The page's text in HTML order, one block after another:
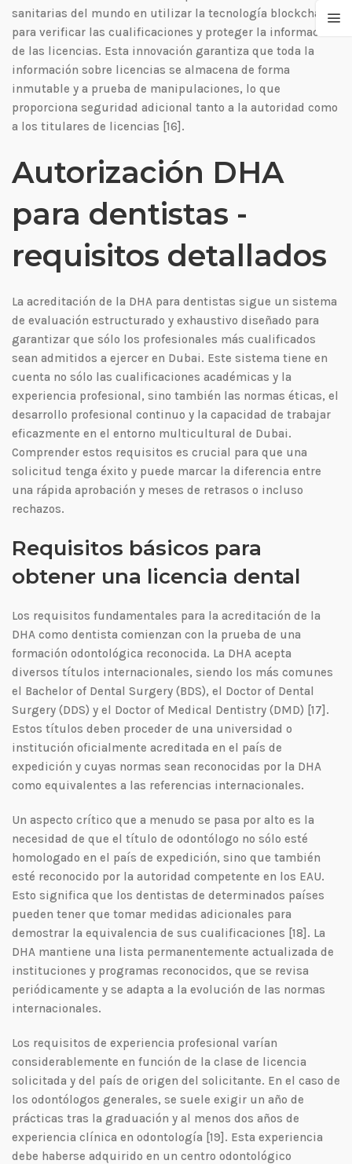
sanitarias del mundo en utilizar la tecnología blockchain
para verificar las cualificaciones y proteger la información
de las licencias. Esta innovación garantiza que toda la
información sobre licencias se almacena de forma
inmutable y a prueba de manipulaciones, lo que
proporciona seguridad adicional tanto a la autoridad como
a los titulares de licencias [16].
Autorización DHA
para dentistas -
requisitos detallados
La acreditación de la DHA para dentistas sigue un sistema
de evaluación estructurado y exhaustivo diseñado para
garantizar que sólo los profesionales más cualificados
sean admitidos a ejercer en Dubai. Este sistema tiene en
cuenta no sólo las cualificaciones académicas y la
experiencia profesional, sino también las normas éticas, el
desarrollo profesional continuo y la capacidad de trabajar
eficazmente en el entorno multicultural de Dubai.
Comprender estos requisitos es crucial para que una
solicitud tenga éxito y puede marcar la diferencia entre
una rápida aprobación y meses de retrasos o incluso
rechazos.
Requisitos básicos para
obtener una licencia dental
Los requisitos fundamentales para la acreditación de la
DHA como dentista comienzan con la prueba de una
formación odontológica reconocida. La DHA acepta
diversos títulos internacionales, siendo los más comunes
el Bachelor of Dental Surgery (BDS), el Doctor of Dental
Surgery (DDS) y el Doctor of Medical Dentistry (DMD) [17].
Estos títulos deben proceder de una universidad o
institución oficialmente acreditada en el país de
expedición y cuyas normas sean reconocidas por la DHA
como equivalentes a las referencias internacionales.
Un aspecto crítico que a menudo se pasa por alto es la
necesidad de que el título de odontólogo no sólo esté
homologado en el país de expedición, sino que también
esté reconocido por la autoridad competente en los EAU.
Esto significa que los dentistas de determinados países
pueden tener que tomar medidas adicionales para
demostrar la equivalencia de sus cualificaciones [18]. La
DHA mantiene una lista permanentemente actualizada de
instituciones y programas reconocidos, que se revisa
periódicamente y se adapta a la evolución de las normas
internacionales.
Los requisitos de experiencia profesional varían
considerablemente en función de la clase de licencia
solicitada y del país de origen del solicitante. En el caso de
los odontólogos generales, se suele exigir un año de
prácticas tras la graduación y al menos dos años de
experiencia clínica en odontología [19]. Esta experiencia
debe haberse adquirido en un centro odontológico